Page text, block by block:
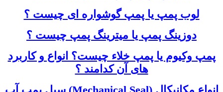
لوب پمپ یا پمپ گوشواره ای چیست ؟
دوزینگ پمپ یا میترینگ پمپ چیست ؟
پمپ وکیوم یا پمپ خلاء چیست؟ انواع و کاربرد
های آن کدامند ؟